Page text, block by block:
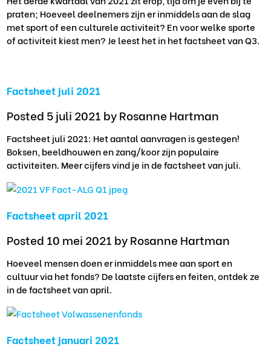
praten; Hoeveel deelnemers zijn er inmiddels aan de slag
met sport of een culturele activiteit? En voor welke sporte
of activiteit kiest men? Je leest het in het factsheet van Q3.
Factsheet juli 2021
Posted 5 juli 2021 by Rosanne Hartman
Factsheet juli 2021: Het aantal aanvragen is gestegen!
Boksen, beeldhouwen en zang/koor zijn populaire
activiteiten. Meer cijfers vind je in de factsheet van juli.
Factsheet april 2021
Posted 10 mei 2021 by Rosanne Hartman
Hoeveel mensen doen er inmiddels mee aan sport en
cultuur via het fonds? De laatste cijfers en feiten, ontdek ze
in de factsheet van april.
Factsheet januari 2021